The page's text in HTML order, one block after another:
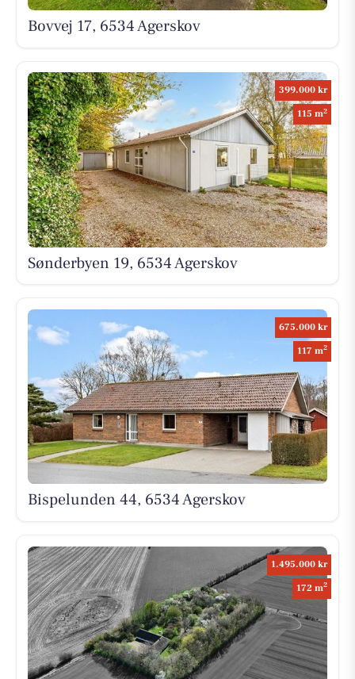
Bovvej 17, 6534 Agerskov
399.000 kr
115 m2
Sønderbyen 19, 6534 Agerskov
675.000 kr
117 m2
Bispelunden 44, 6534 Agerskov
1.495.000 kr
172 m2